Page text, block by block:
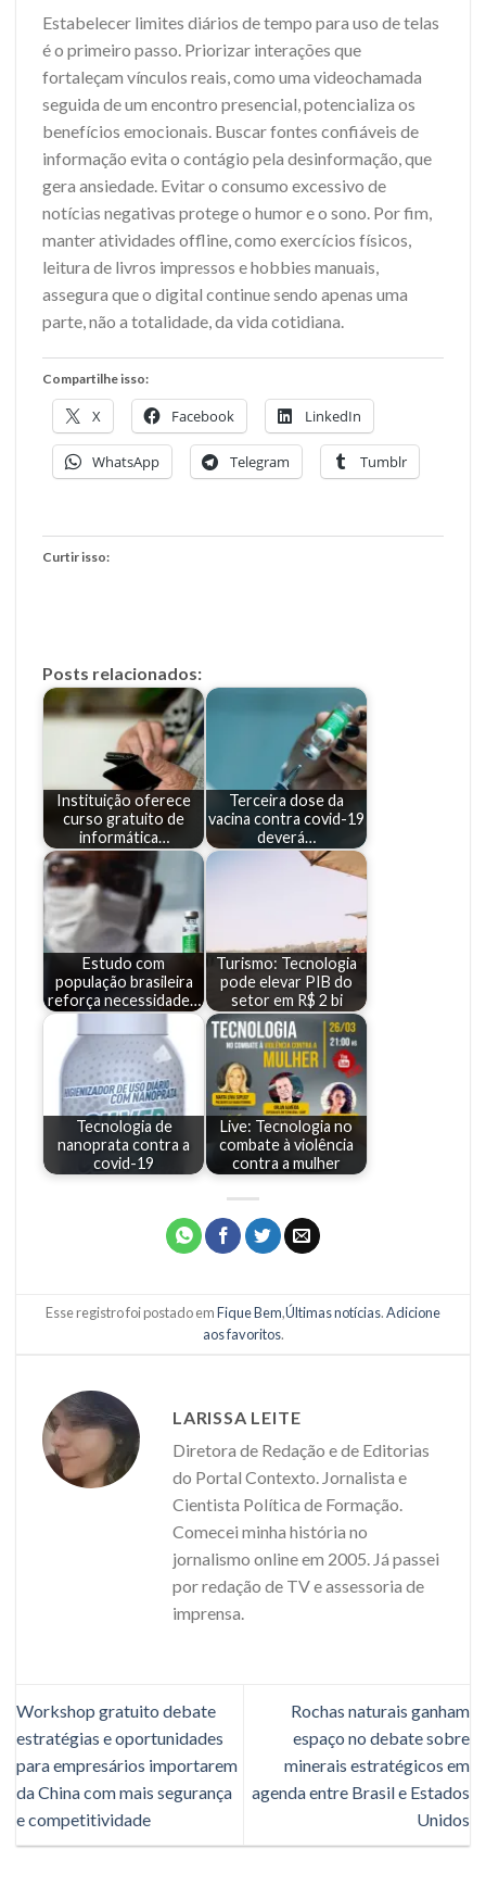
Estabelecer limites diários de tempo para uso de telas
é o primeiro passo. Priorizar interações que
fortaleçam vínculos reais, como uma videochamada
seguida de um encontro presencial, potencializa os
benefícios emocionais. Buscar fontes confiáveis de
informação evita o contágio pela desinformação, que
gera ansiedade. Evitar o consumo excessivo de
notícias negativas protege o humor e o sono. Por fim,
manter atividades offline, como exercícios físicos,
leitura de livros impressos e hobbies manuais,
assegura que o digital continue sendo apenas uma
parte, não a totalidade, da vida cotidiana.
Compartilhe isso:
X Facebook LinkedIn
WhatsApp Telegram Tumblr
Curtir isso:
Posts relacionados:
Instituição oferece
curso gratuito de
informática…
Terceira dose da
vacina contra covid-19
deverá…
Estudo com
população brasileira
reforça necessidade…
Turismo: Tecnologia
pode elevar PIB do
setor em R$ 2 bi
Tecnologia de
nanoprata contra a
covid-19
Live: Tecnologia no
combate à violência
contra a mulher
Esse registro foi postado emFique Bem,Últimas notícias.Adicione
aos favoritos.
LARISSA LEITE
Diretora de Redação e de Editorias
do Portal Contexto. Jornalista e
Cientista Política de Formação.
Comecei minha história no
jornalismo online em 2005. Já passei
por redação de TV e assessoria de
imprensa.
Workshop gratuito debate
estratégias e oportunidades
para empresários importarem
da China com mais segurança
e competitividade
Rochas naturais ganham
espaço no debate sobre
minerais estratégicos em
agenda entre Brasil e Estados
Unidos